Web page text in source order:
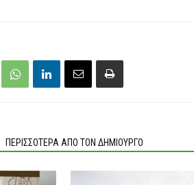
ΠΕΡΙΣΣΟΤΕΡΑ ΑΠΟ ΤΟΝ ΔΗΜΙΟΥΡΓΟ